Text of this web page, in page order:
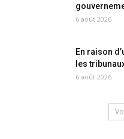
6 août 2026
En raison
les
6 août 2026